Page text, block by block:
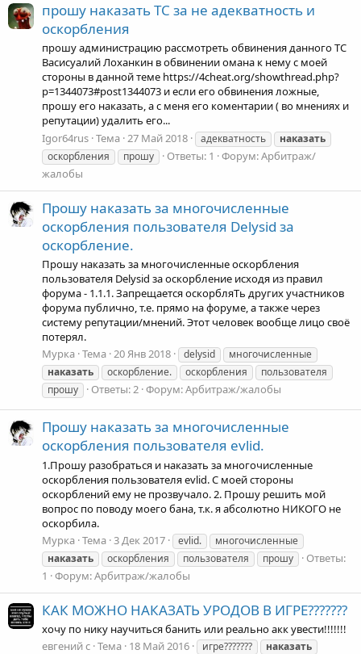
прошу наказать ТС за не адекватность и
оскорбления
прошу администрацию рассмотреть обвинения данного ТС
Васисуалий Лоханкин в обвинении омана к нему с моей
стороны в данной теме https://4cheat.org/showthread.php?
p=1344073#post1344073 и если его обвинения ложные,
прошу его наказать, а с меня его коментарии ( во мнениях и
репутации) удалить его...
Igor64rus Тема 27 Май 2018 адекватность
наказать
оскорбления
прошу Ответы: 1 Форум:Арбитраж/
жалобы
Прошу наказать за многочисленные
оскорбления пользователя Delysid за
оскорбление.
Прошу наказать за многочисленные оскорбления
пользователя Delysid за оскорбление исходя из правил
форума - 1.1.1. Запрещается оскорбляTь других участников
форума публично, т.е. прямо на форуме, а также через
систему репутации/мнений. Этот человек вообще лицо своё
потерял.
Мурка Тема 20 Янв 2018 delysid
многочисленные
наказать
оскорбление. оскорбления
пользователя
прошу
Ответы: 2 Форум:Арбитраж/жалобы
Прошу наказать за многочисленные
оскорбления пользователя evlid.
1.Прошу разобраться и наказать за многочисленные
оскорбления пользователя evlid. С моей стороны
оскорблений ему не прозвучало. 2. Прошу решить мой
вопрос по поводу моего бана, т.к. я абсолютно НИКОГО не
оскорбила.
Мурка Тема 3 Дек 2017 evlid.
многочисленные
наказать
оскорбления пользователя прошу
Ответы:
1
Форум:Арбитраж/жалобы
КАК МОЖНО НАКАЗАТЬ УРОДОВ В ИГРЕ???????
хочу по нику научиться банить или реально акк увести!!!!!!!
евгений с Тема 18 Май 2016 игре??????? наказать